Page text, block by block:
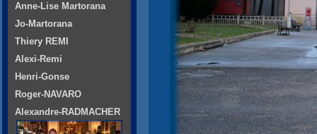
Anne-Lise Martorana
Jo-Martorana
Thiery REMI
Alexi-Remi
Henri-Gonse
Roger-NAVARO
Alexandre-RADMACHER